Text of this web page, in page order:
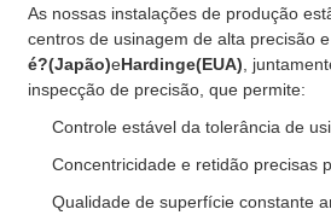
As nossas instalações de produção
centros de usinagem de alta precisão
é?(Japão)eHardinge(EUA) ,
inspecção de precisão, que permite:
Controle estável da tolerância de
Concentricidade e retidão precisas
Qualidade de superfície constante